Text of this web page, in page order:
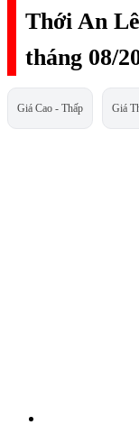
Thới An
tháng 08/
Giá Cao - Thấp Giá